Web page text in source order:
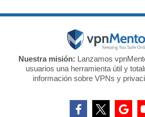
Nuestra misión: Lanzamos
usuarios una herramienta útil y
información sobre VPNs y